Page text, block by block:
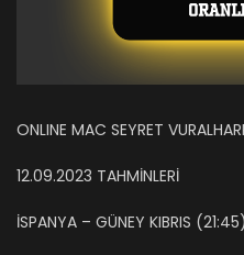
ONLINE MAC SEYRET
12.09.2023 TAHMİNLERİ
İSPANYA – GÜNEY KIBRIS (21:45)